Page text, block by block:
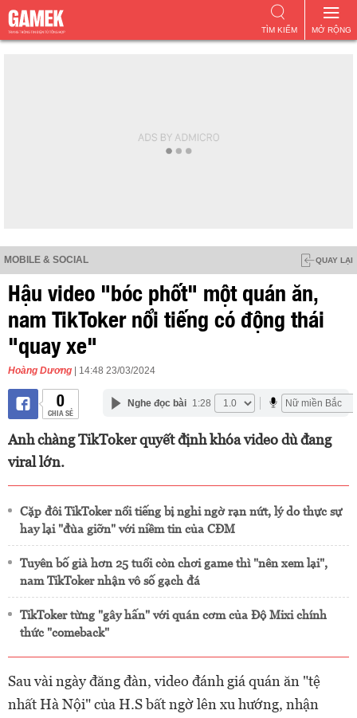
MỞ RỘNG
TÌM KIẾM
MOBILE & SOCIAL QUAY LẠI
Hậu video "bóc phốt" một quán ăn,
nam TikToker nổi tiếng có động thái
"quay xe"
Hoàng Dương | 14:48 23/03/2024
0
CHIA SẺ
Nghe đọc bài 1:28
Anh chàng TikToker quyết định khóa video dù đang
viral lớn.
Cặp đôi TikToker nổi tiếng bị nghi ngờ rạn nứt, lý do thực sự
hay lại "đùa giỡn" với niềm tin của CĐM
Tuyên bố già hơn 25 tuổi còn chơi game thì "nên xem lại",
nam TikToker nhận vô số gạch đá
TikToker từng "gây hấn" với quán cơm của Độ Mixi chính
thức "comeback"
Sau vài ngày đăng đàn, video đánh giá quán ăn "tệ
nhất Hà Nội" của H.S bất ngờ lên xu hướng, nhận